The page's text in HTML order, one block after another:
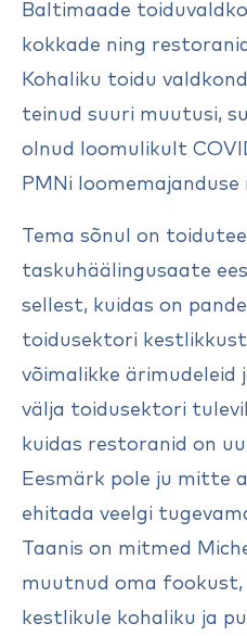
Baltimaade
kokkade ning
Kohaliku toidu
teinud suuri muutusi,
olnud loomulikult
PMNi loomemajanduse
Tema sõnul on
taskuhäälingusaate
sellest, kuidas on
toidusektori
võimalikke ärimudeleid
välja toidusektori
kuidas restoranid on
Eesmärk pole ju mitte
ehitada veelgi
Taanis on mitmed
muutnud oma fookust,
kestlikule kohaliku ja